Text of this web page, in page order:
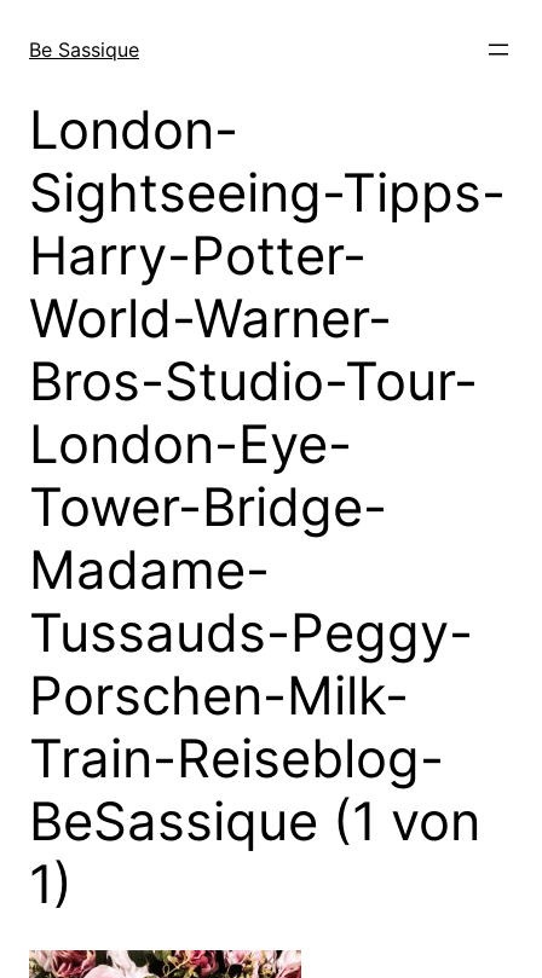
Be Sassique
London-
Sightseeing-Tipps-
Harry-Potter-
World-Warner-
Bros-Studio-Tour-
London-Eye-
Tower-Bridge-
Madame-
Tussauds-Peggy-
Porschen-Milk-
Train-Reiseblog-
BeSassique (1 von
1)